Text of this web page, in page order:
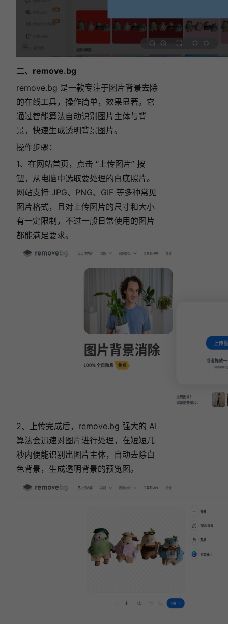
二、remove.bg
remove.bg 是一款专注于图片背景去除
的在线工具，操作简单，效果显著。它
通过智能算法自动识别图片主体与背
景，快速生成透明背景图片。
操作步骤：
1、在网站首页，点击 “上传图片” 按
钮，从电脑中选取要处理的白底照片。
网站支持 JPG、PNG、GIF 等多种常见
图片格式，且对上传图片的尺寸和大小
有一定限制，不过一般日常使用的图片
都能满足要求。
2、上传完成后，remove.bg 强大的 AI
算法会迅速对图片进行处理，在短短几
秒内便能识别出图片主体，自动去除白
色背景，生成透明背景的预览图。